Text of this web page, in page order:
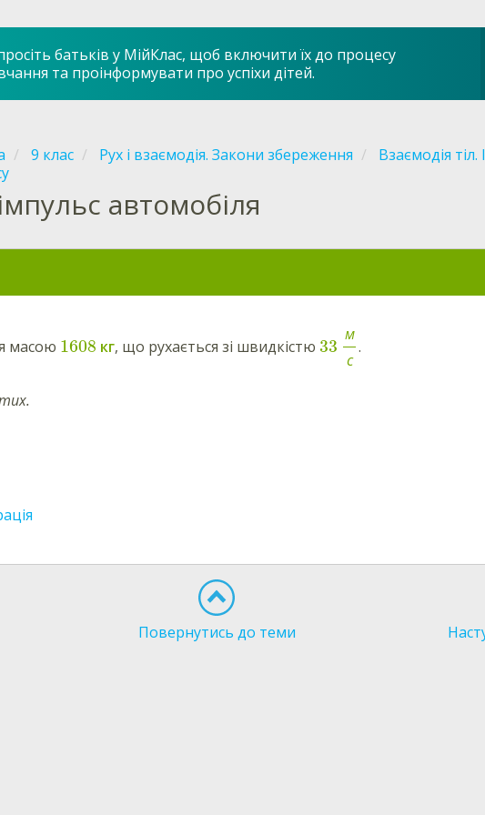
батьків у МійКлас, щоб включити їх до процесу
та проінформувати про успіхи дітей.
9 клас Рух і взаємодія. Закони збереження
Взаємодія
автомобіля
масою 1608 кг, що рухається зі швидкістю 33
м
с
.
Повернутись до теми